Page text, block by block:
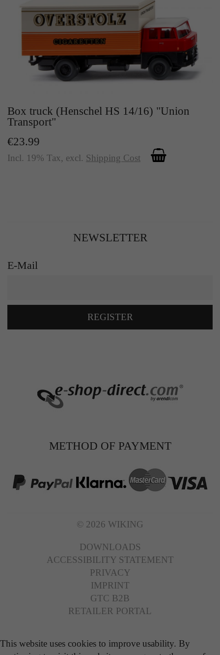
Box truck (Henschel HS 14/16) "Union
Transport"
€23.99
Incl. 19% Tax, excl. Shipping Cost
NEWSLETTER
E-Mail
REGISTER
METHOD OF PAYMENT
© 2026 WIKING
DOWNLOADS
ACCESSIBILITY STATEMENT
PRIVACY
IMPRINT
GTC B2B
RETAILER PORTAL
This website uses cookies to improve usability. By